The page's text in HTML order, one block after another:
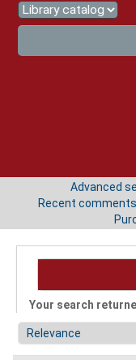
Advanced
Recent comments
Your search